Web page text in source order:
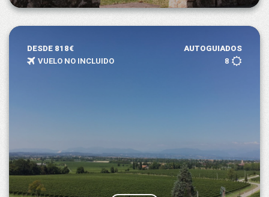
DESDE 818€
AUTOGUIADOS
VUELO NO INCLUIDO
8